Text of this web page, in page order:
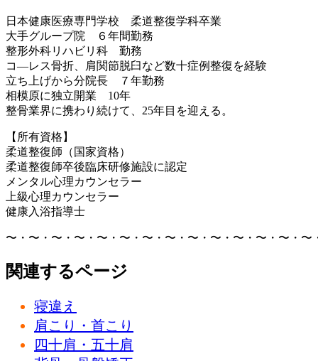
日本健康医療専門学校 柔道整復学科卒業
大手グループ院 ６年間勤務
整形外科リハビリ科 勤務
コ―レス骨折、肩関節脱臼など数十症例整復を経験
立ち上げから分院長 ７年勤務
相模原に独立開業 10年
整骨業界に携わり続けて、25年目を迎える。
【所有資格】
柔道整復師（国家資格）
柔道整復師卒後臨床研修施設に認定
メンタル心理カウンセラー
上級心理カウンセラー
健康入浴指導士
〜・〜・〜・〜・〜・〜・〜・〜・〜・〜・〜・〜・〜・
関連するページ
寝違え
肩こり・首こり
四十肩・五十肩